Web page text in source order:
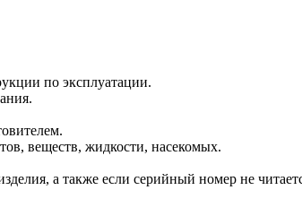
по эксплуатации.
веществ, жидкости, насекомых.
а также если серийный номер не